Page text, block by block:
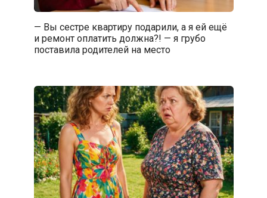
— Вы сестре квартиру подарили, а я ей ещё
и ремонт оплатить должна?! — я грубо
поставила родителей на место